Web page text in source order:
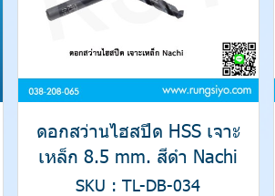
ดอกสว่านไฮสปีด HSS เจาะ
เหล็ก 8.5 mm. สีดำ Nachi
SKU : TL-DB-034